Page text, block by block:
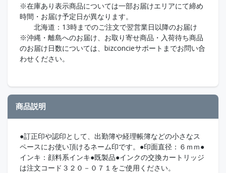
※在庫あり表示商品については一部お届けエリアにて締め
時間・お届け予定日が異なります。
北海道：13時までのご注文で翌営業日以降のお届け
※沖縄・離島へのお届け、お取り寄せ商品・入荷待ち商品
のお届け日数については、bizconcieサポートまでお問い合
わせください。
商品説明
●訂正印や認印として、出勤簿や経理帳簿などの小さなス
ペースにお使い頂けるネーム印です。●印面直径：６ｍｍ●
インキ：顔料系インキ●既製品●インクの交換カートリッジ
は注文コード３２０－０７１をご使用ください。